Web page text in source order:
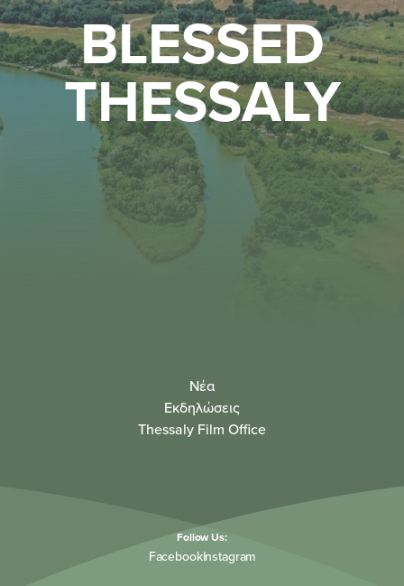
BLESSED
THESSALY
Νέα
Εκδηλώσεις
Thessaly Film Office
Follow Us:
FacebookInstagram